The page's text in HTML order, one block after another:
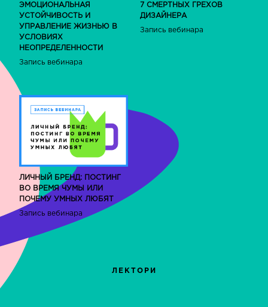
ЭМОЦИОНАЛЬНАЯ
УСТОЙЧИВОСТЬ И
УПРАВЛЕНИЕ ЖИЗНЬЮ В
УСЛОВИЯХ
НЕОПРЕДЕЛЕННОСТИ
Запись вебинара
7 СМЕРТНЫХ ГРЕХОВ
ДИЗАЙНЕРА
Запись вебинара
ЛИЧНЫЙ БРЕНД: ПОСТИНГ
ВО ВРЕМЯ ЧУМЫ ИЛИ
ПОЧЕМУ УМНЫХ ЛЮБЯТ
Запись вебинара
ЛЕКТОРИ